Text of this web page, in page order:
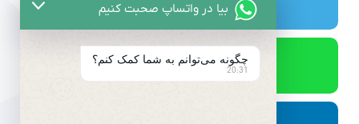
بیا در واتساپ صحبت کنیم
چگونه می‌توانم به شما کمک کنم؟
20:31